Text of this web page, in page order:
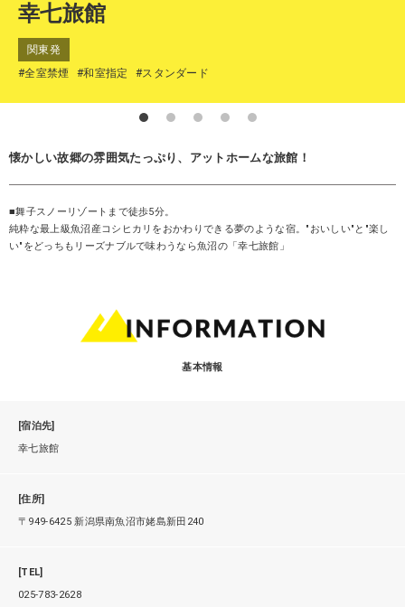
幸七旅館
関東発
#全室禁煙
#和室指定 #スタンダード
懐かしい故郷の雰囲気たっぷり、アットホームな旅館！
■舞子スノーリゾートまで徒歩5分。
純粋な最上級魚沼産コシヒカリをおかわりできる夢のような宿。"おいしい"と"楽し
い"をどっちもリーズナブルで味わうなら魚沼の「幸七旅館」
基本情報
[宿泊先]
幸七旅館
[住所]
〒949-6425 新潟県南魚沼市姥島新田240
[TEL]
025-783-2628